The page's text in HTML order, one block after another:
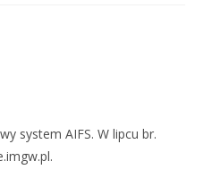
system AIFS. W lipcu br.